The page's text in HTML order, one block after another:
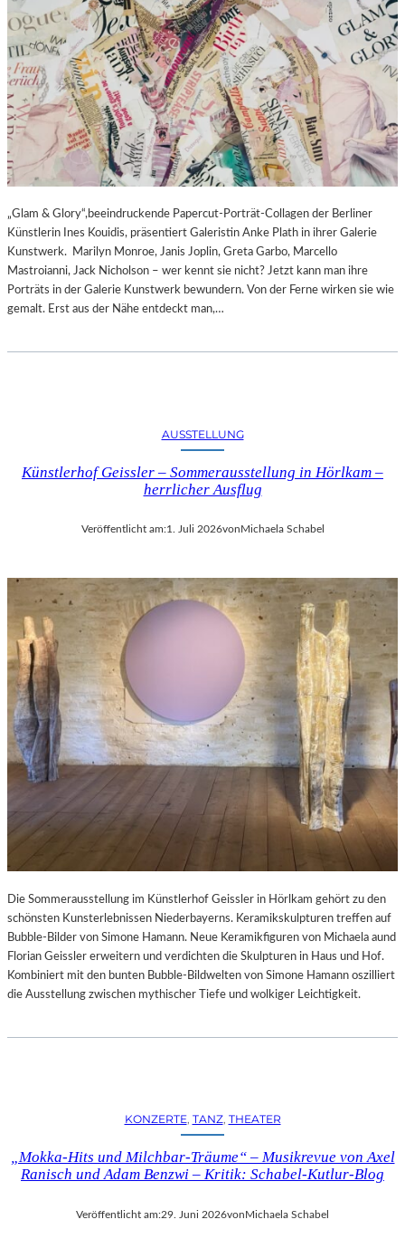
„Glam & Glory“,beeindruckende Papercut-Porträt-Collagen der Berliner
Künstlerin Ines Kouidis, präsentiert Galeristin Anke Plath in ihrer Galerie
Kunstwerk. Marilyn Monroe, Janis Joplin, Greta Garbo, Marcello
Mastroianni, Jack Nicholson – wer kennt sie nicht? Jetzt kann man ihre
Porträts in der Galerie Kunstwerk bewundern. Von der Ferne wirken sie wie
gemalt. Erst aus der Nähe entdeckt man,…
AUSSTELLUNG
Künstlerhof Geissler – Sommerausstellung in Hörlkam –
herrlicher Ausflug
Veröffentlicht am:1. Juli 2026von Michaela Schabel
Die Sommerausstellung im Künstlerhof Geissler in Hörlkam gehört zu den
schönsten Kunsterlebnissen Niederbayerns. Keramikskulpturen treffen auf
Bubble-Bilder von Simone Hamann. Neue Keramikfiguren von Michaela aund
Florian Geissler erweitern und verdichten die Skulpturen in Haus und Hof.
Kombiniert mit den bunten Bubble-Bildwelten von Simone Hamann oszilliert
die Ausstellung zwischen mythischer Tiefe und wolkiger Leichtigkeit.
KONZERTE, TANZ, THEATER
„Mokka-Hits und Milchbar-Träume“ – Musikrevue von Axel
Ranisch und Adam Benzwi – Kritik: Schabel-Kutlur-Blog
Veröffentlicht am:29. Juni 2026vonMichaela Schabel